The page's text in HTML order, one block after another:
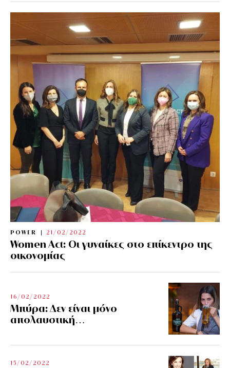
POWER 21/02/2022
Women Act: Οι γυναίκες στο επίκεντρο της
οικονομίας
16/02/2022
Μπύρα: Δεν είναι μόνο
απολαυστική…
15/02/2022